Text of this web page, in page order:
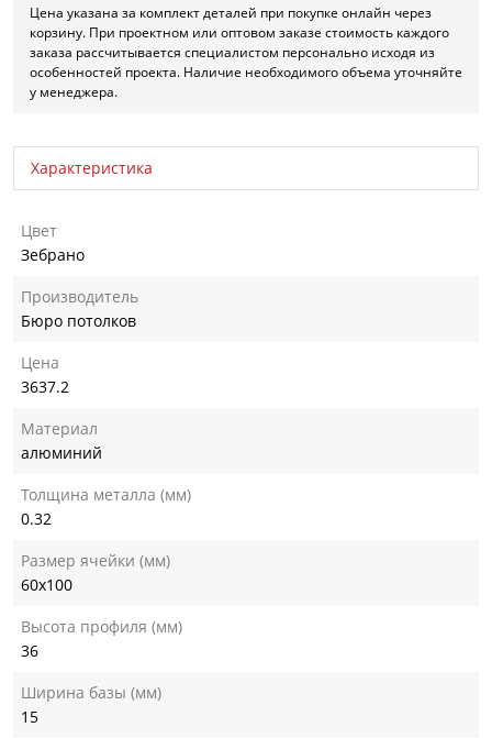
Цена указана за комплект деталей при покупке онлайн через
корзину. При проектном или оптовом заказе стоимость каждого
заказа рассчитывается специалистом персонально исходя из
особенностей проекта. Наличие необходимого объема уточняйте
у менеджера.
Характеристика
Цвет
Зебрано
Производитель
Бюро потолков
Цена
3637.2
Материал
алюминий
Толщина металла (мм)
0.32
Размер ячейки (мм)
60х100
Высота профиля (мм)
36
Ширина базы (мм)
15